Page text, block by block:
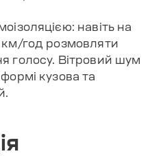
навіть на
год розмовляти
голосу. Вітровий шум
кузова та